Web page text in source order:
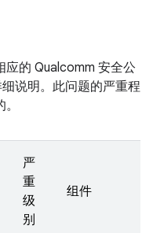
应的 Qualcomm 安全公
说明。此问题的严重程
严
重
级
别
组件